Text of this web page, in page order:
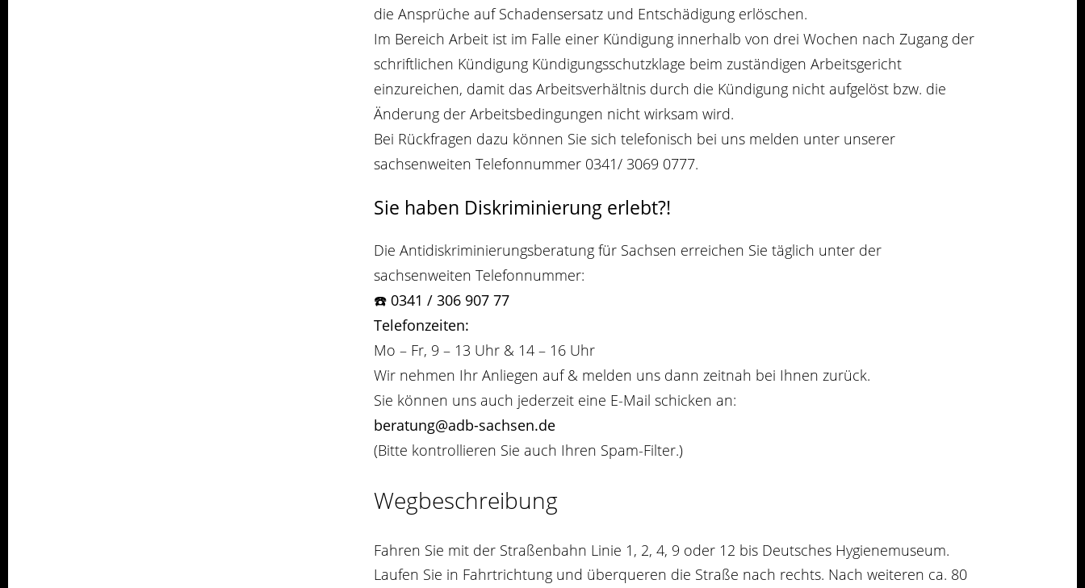
die Ansprüche auf Schadensersatz und Entschädigung erlöschen.
Im Bereich Arbeit ist im Falle einer Kündigung innerhalb von drei Wochen nach Zugang der
schriftlichen Kündigung Kündigungsschutzklage beim zuständigen Arbeitsgericht
einzureichen, damit das Arbeitsverhältnis durch die Kündigung nicht aufgelöst bzw. die
Änderung der Arbeitsbedingungen nicht wirksam wird.
Bei Rückfragen dazu können Sie sich telefonisch bei uns melden unter unserer
sachsenweiten Telefonnummer 0341/ 3069 0777.
Sie haben Diskriminierung erlebt?!
Die Antidiskriminierungsberatung für Sachsen erreichen Sie täglich unter der
sachsenweiten Telefonnummer:
☎️ 0341 / 306 907 77
Telefonzeiten:
Mo – Fr, 9 – 13 Uhr & 14 – 16 Uhr
Wir nehmen Ihr Anliegen auf & melden uns dann zeitnah bei Ihnen zurück.
Sie können uns auch jederzeit eine E-Mail schicken an:
beratung@adb-sachsen.de
(Bitte kontrollieren Sie auch Ihren Spam-Filter.)
Wegbeschreibung
Fahren Sie mit der Straßenbahn Linie 1, 2, 4, 9 oder 12 bis Deutsches Hygienemuseum.
Laufen Sie in Fahrtrichtung und überqueren die Straße nach rechts. Nach weiteren ca. 80